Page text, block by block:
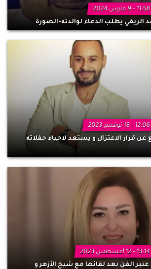
11:58 - 9 مارس 2024
يطلب الدعاء لوالدته-الصورة
12:06 - 18 نوفمبر 2023
عن قرار الاعتزال و يستعد لاحياء حفلاته
13:14 - 12 أغسطس 2023
الفن بعد لقائها مع شيخ الأزهر و